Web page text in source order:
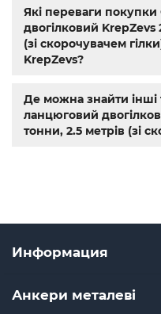
Які переваги
двогілковий KrepZevs
(зі скорочувачем
KrepZevs?
Де можна знайти інші
ланцюговий
тонни, 2.5 метрів (зі
Информация
Анкери металеві